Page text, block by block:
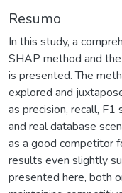
Resumo
In this study, a
SHAP method and
is presented. The
explored and
as precision, recall, F1
and real database
as a good competitor
results even slightly
presented here, both